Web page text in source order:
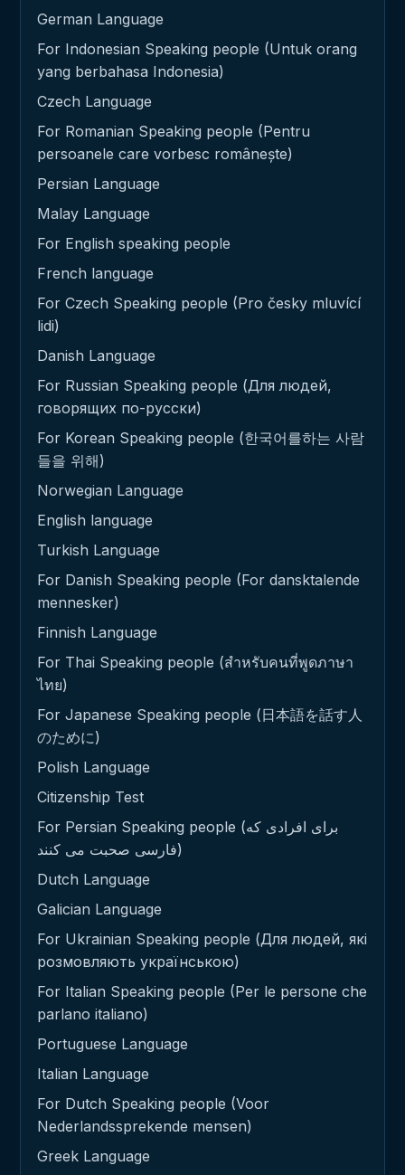
German Language
For Indonesian Speaking people (Untuk orang
yang berbahasa Indonesia)
Czech Language
For Romanian Speaking people (Pentru
persoanele care vorbesc românește)
Persian Language
Malay Language
For English speaking people
French language
For Czech Speaking people (Pro česky mluvící
lidi)
Danish Language
For Russian Speaking people (Для людей,
говорящих по-русски)
For Korean Speaking people (한국어를하는 사람
들을 위해)
Norwegian Language
English language
Turkish Language
For Danish Speaking people (For dansktalende
mennesker)
Finnish Language
For Thai Speaking people (สำหรับคนที่พูดภาษา
ไทย)
For Japanese Speaking people (日本語を話す人
のために)
Polish Language
Citizenship Test
For Persian Speaking people (برای افرادی که
فارسی صحبت می کنند)
Dutch Language
Galician Language
For Ukrainian Speaking people (Для людей, які
розмовляють українською)
For Italian Speaking people (Per le persone che
parlano italiano)
Portuguese Language
Italian Language
For Dutch Speaking people (Voor
Nederlandssprekende mensen)
Greek Language